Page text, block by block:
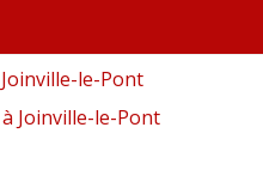
le-Pont
Joinville-le-Pont